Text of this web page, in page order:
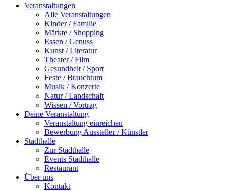
Veranstaltungen
Alle Veranstaltungen
Kinder / Familie
Märkte / Shopping
Essen / Genuss
Kunst / Literatur
Theater / Film
Gesundheit / Sport
Feste / Brauchtum
Musik / Konzerte
Natur / Landschaft
Wissen / Vortrag
Deine Veranstaltung
Veranstaltung einreichen
Bewerbung Aussteller / Künstler
Stadthalle
Zur Stadthalle
Events Stadthalle
Restaurant
Über uns
Kontakt